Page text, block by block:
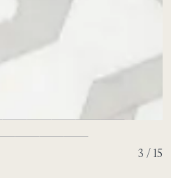
3 / 15